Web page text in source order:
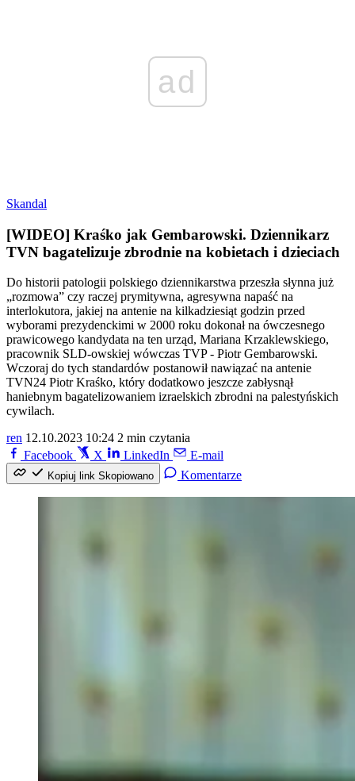
ad
Skandal
[WIDEO] Kraśko jak Gembarowski. Dziennikarz
TVN bagatelizuje zbrodnie na kobietach i dzieciach
Do historii patologii polskiego dziennikarstwa przeszła słynna już
„rozmowa” czy raczej prymitywna, agresywna napaść na
interlokutora, jakiej na antenie na kilkadziesiąt godzin przed
wyborami prezydenckimi w 2000 roku dokonał na ówczesnego
prawicowego kandydata na ten urząd, Mariana Krzaklewskiego,
pracownik SLD-owskiej wówczas TVP - Piotr Gembarowski.
Wczoraj do tych standardów postanowił nawiązać na antenie
TVN24 Piotr Kraśko, który dodatkowo jeszcze zabłysnął
haniebnym bagatelizowaniem izraelskich zbrodni na palestyńskich
cywilach.
ren 12.10.2023 10:24 2 min czytania
Facebook
X LinkedIn E-mail
Kopiuj link Skopiowano Komentarze